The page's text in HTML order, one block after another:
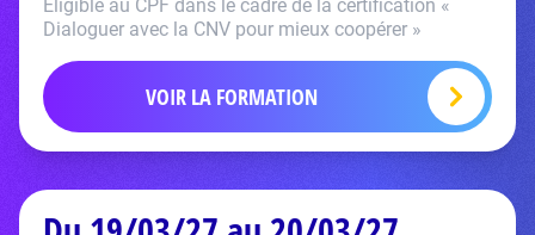
Eligible au CPF dans le cadre de la certification «
Dialoguer avec la CNV pour mieux coopérer »
VOIR LA FORMATION